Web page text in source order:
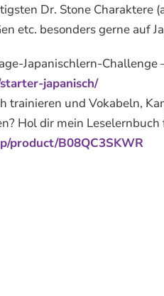
Dr. Stone Charaktere
etc. besonders gerne auf
Japanischlern-Challenge
japanisch/
trainieren und Vokabeln,
Hol dir mein
product/B08QC3SKWR